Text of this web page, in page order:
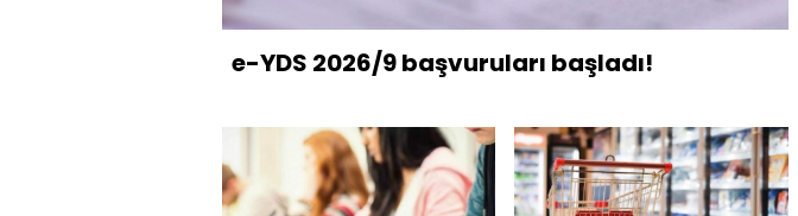
e-YDS 2026/9 başvuruları başladı!